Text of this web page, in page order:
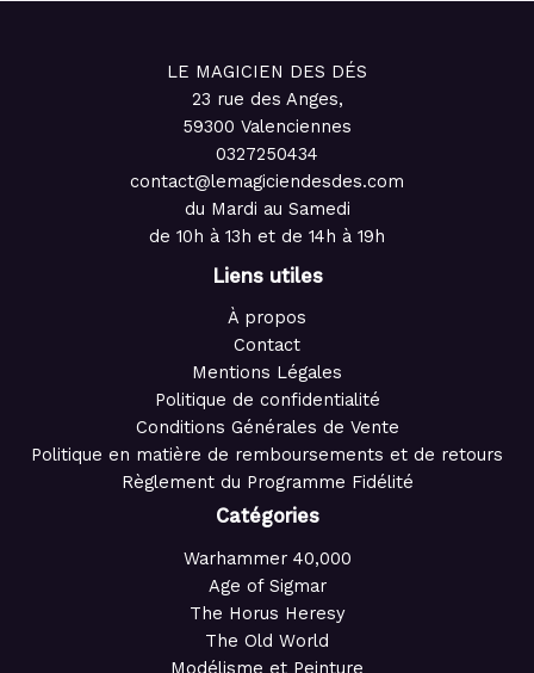
LE MAGICIEN DES DÉS
23 rue des Anges,
59300 Valenciennes
0327250434
contact@lemagiciendesdes.com
du Mardi au Samedi
de 10h à 13h et de 14h à 19h
Liens utiles
À propos
Contact
Mentions Légales
Politique de confidentialité
Conditions Générales de Vente
Politique en matière de remboursements et de retours
Règlement du Programme Fidélité
Catégories
Warhammer 40,000
Age of Sigmar
The Horus Heresy
The Old World
Modélisme et Peinture